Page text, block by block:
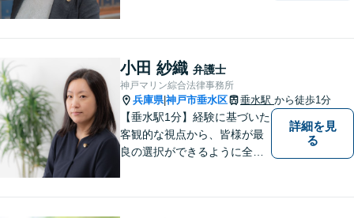
ますので、悩まれる前に、お
早めにご相談ください。
小田 紗織 弁護士
神戸マリン綜合法律事務所
兵庫県|神戸市垂水区 垂水駅 から徒歩1分
【垂水駅1分】経験に基づいた
客観的な視点から、皆様が最
良の選択ができるように全力
詳細を見
る